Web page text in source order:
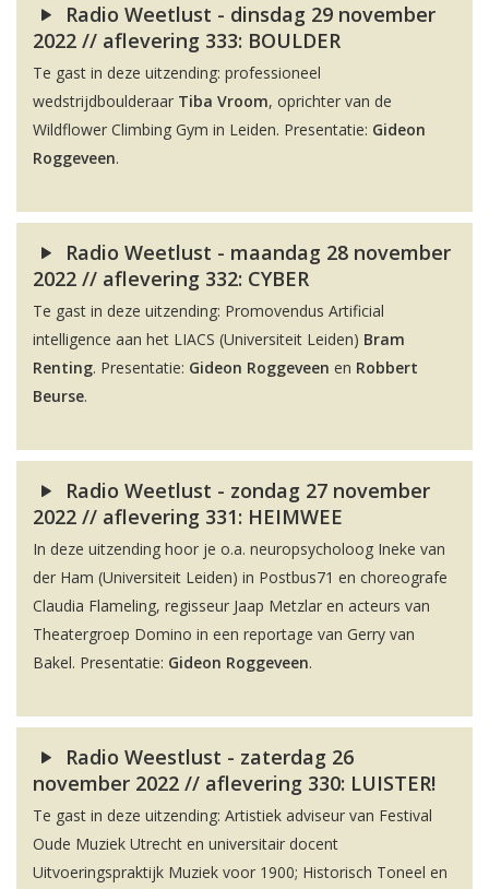
Radio Weetlust - dinsdag 29 november
2022 // aflevering 333: BOULDER
Te gast in deze uitzending: professioneel
wedstrijdboulderaar Tiba Vroom, oprichter van de
Wildflower Climbing Gym in Leiden. Presentatie: Gideon
Roggeveen.
Radio Weetlust - maandag 28 november
2022 // aflevering 332: CYBER
Te gast in deze uitzending: Promovendus Artificial
intelligence aan het LIACS (Universiteit Leiden) Bram
Renting. Presentatie: Gideon Roggeveen en Robbert
Beurse.
Radio Weetlust - zondag 27 november
2022 // aflevering 331: HEIMWEE
In deze uitzending hoor je o.a. neuropsycholoog Ineke van
der Ham (Universiteit Leiden) in Postbus71 en choreografe
Claudia Flameling, regisseur Jaap Metzlar en acteurs van
Theatergroep Domino in een reportage van Gerry van
Bakel. Presentatie: Gideon Roggeveen.
Radio Weestlust - zaterdag 26
november 2022 // aflevering 330: LUISTER!
Te gast in deze uitzending: Artistiek adviseur van Festival
Oude Muziek Utrecht en universitair docent
Uitvoeringspraktijk Muziek voor 1900; Historisch Toneel en